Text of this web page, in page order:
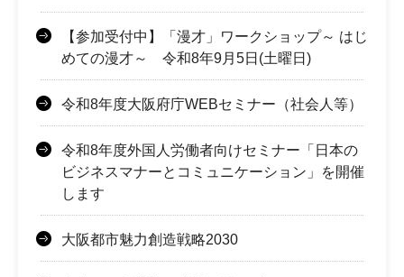
【参加受付中】「漫才」ワークショップ～ はじ
めての漫才～ 令和8年9月5日(土曜日)
令和8年度大阪府庁WEBセミナー（社会人等）
令和8年度外国人労働者向けセミナー「日本の
ビジネスマナーとコミュニケーション」を開催
します
大阪都市魅力創造戦略2030